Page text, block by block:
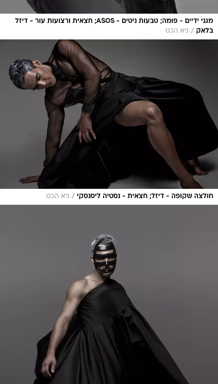
מגני ידיים - פומה; טבעות ניטים - ASOS; חצאית ורצועות עור - דיזל
בלאק / גיא הכט
חולצה שקופה - דיזל; חצאית - נסטיה ליסנסקי / גיא הכט